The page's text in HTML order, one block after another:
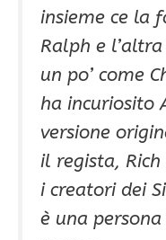
insieme ce la
Ralph e
un po’ come
ha incuriosito
versione
il regista,
i creatori dei
è una